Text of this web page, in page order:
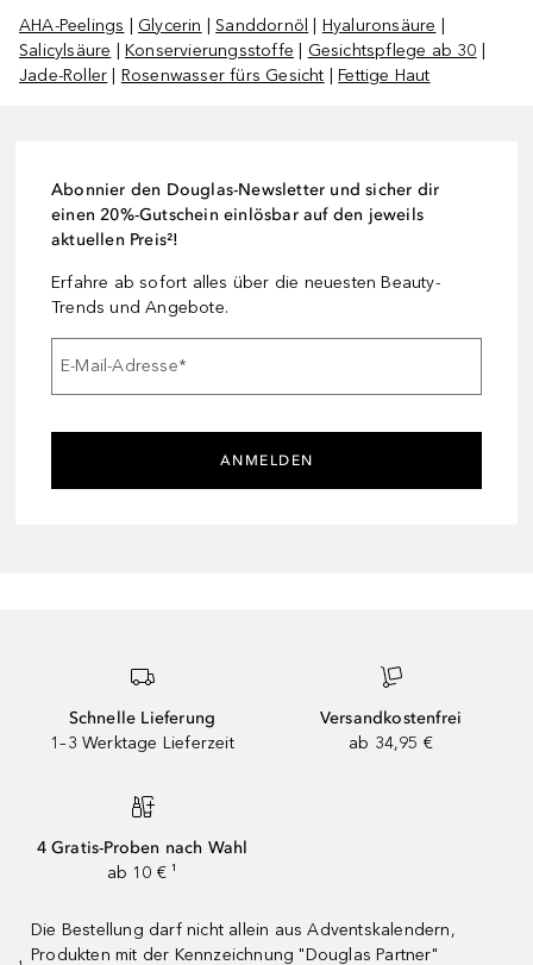
AHA-Peelings
Glycerin |Sanddornöl Hyaluronsäure
Salicylsäure |Konservierungsstoffe Gesichtspflege ab 30
Jade-Roller
Rosenwasser fürs Gesicht |Fettige Haut
Abonnier den Douglas-Newsletter und sicher dir
einen 20%-Gutschein einlösbar auf den jeweils
aktuellen Preis²!
Erfahre ab sofort alles über die neuesten Beauty-
Trends und Angebote.
E-Mail-Adresse*
ANMELDEN
Schnelle Lieferung
1–3 Werktage Lieferzeit
Versandkostenfrei
ab 34,95 €
4 Gratis-Proben nach Wahl
ab 10 € ¹
Die Bestellung darf nicht allein aus Adventskalendern,
Produkten mit der Kennzeichnung "Douglas Partner"